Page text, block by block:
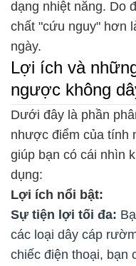
dạng nhiệt năng. Do
chất "cứu nguy" hơn
ngày.
Lợi ích và
ngược không
Dưới đây là phần
nhược điểm của tính
giúp bạn có cái nhìn
dụng:
Lợi ích nổi bật:
Sự tiện lợi tối đa:
các loại dây cáp
chiếc điện thoại, bạn